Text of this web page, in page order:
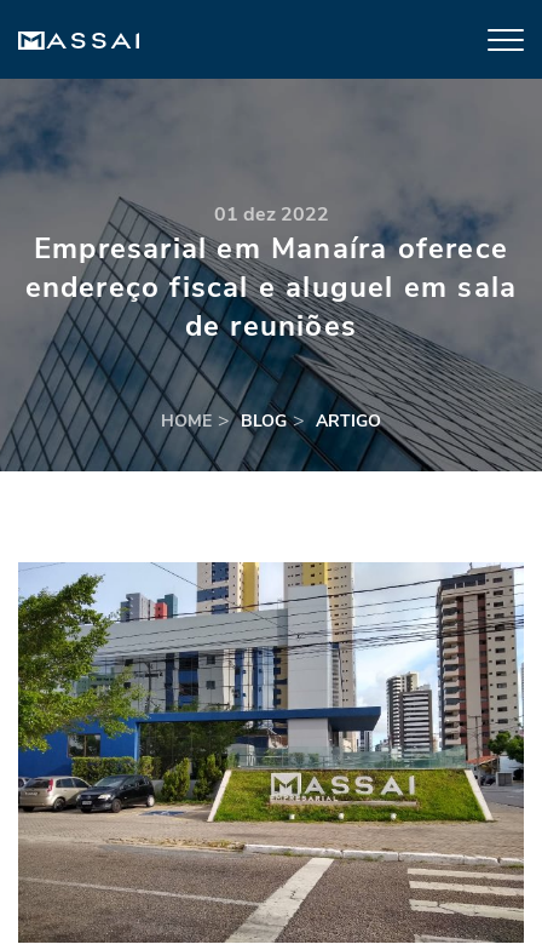
01 dez 2022
Empresarial em Manaíra oferece
endereço fiscal e aluguel em sala
de reuniões
HOME BLOG ARTIGO